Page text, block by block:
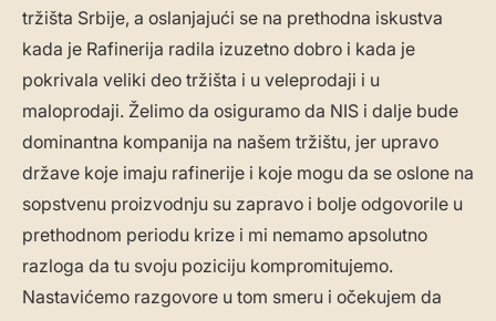
tržišta Srbije, a oslanjajući se na prethodna iskustva
kada je Rafinerija radila izuzetno dobro i kada je
pokrivala veliki deo tržišta i u veleprodaji i u
maloprodaji. Želimo da osiguramo da NIS i dalje bude
dominantna kompanija na našem tržištu, jer upravo
države koje imaju rafinerije i koje mogu da se oslone na
sopstvenu proizvodnju su zapravo i bolje odgovorile u
prethodnom periodu krize i mi nemamo apsolutno
razloga da tu svoju poziciju kompromitujemo.
Nastavićemo razgovore u tom smeru i očekujem da